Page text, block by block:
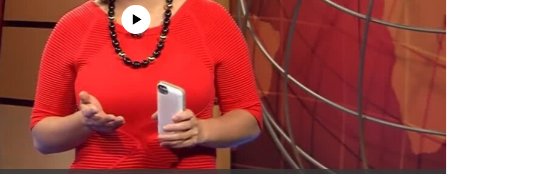
No media source currently available